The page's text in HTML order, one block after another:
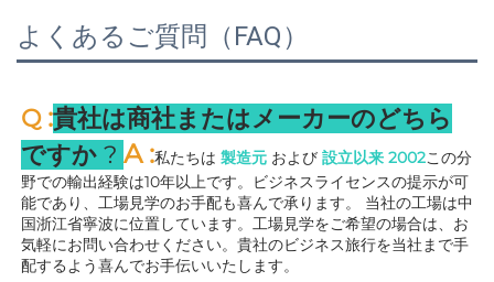
よくあるご質問（FAQ）
Q :貴社は商社またはメーカーのどちら
ですか ? A :私たちは 製造元 および 設立以来 2002この分
野での輸出経験は10年以上です。ビジネスライセンスの提示が可
能であり、工場見学のお手配も喜んで承ります。 当社の工場は中
国浙江省寧波に位置しています。工場見学をご希望の場合は、お
気軽にお問い合わせください。貴社のビジネス旅行を当社まで手
配するよう喜んでお手伝いいたします。